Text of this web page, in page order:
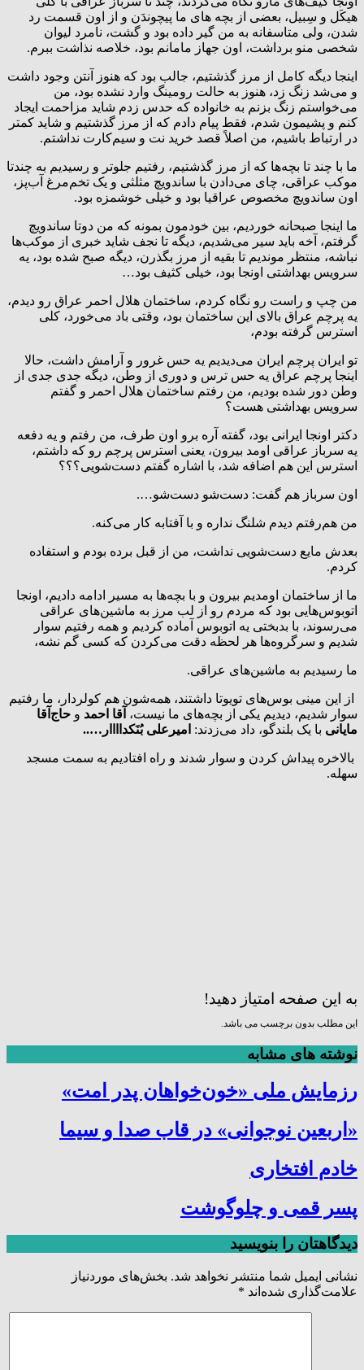
هیکَل و سِبیل، بعضی از بچه های ما پیچوندَن و از اون قسمت رد
شدن، ولی متاسفانه به من گیر داده بود و گشت، نامرد لیوان
شخصی منو برداشت، اون جهاز مامانم بود، خلاصه نذاشت ببرم.
اینجا دیگه کامل از مرز گذشتیم، جالب بود که هنوز آنتن وجود داشت
و می‌شد زنگ زد، هنوز به حالت رومینگ وارد نشده بود، من
می‌خواستم زنگ بزنم به خانواده که حدس زدم شاید مزاحمت ایجاد
کنم و پشیمون شدم، فقط پیام دادم که از مرز گذشتیم و شاید کمتر
در ارتباط باشیم، من اصلاً قصد خرید نت و سیم‌کارت نداشتم.
ما با چند تا بچه‌ها که از مرز گذشتیم، رفتیم جلوتر و رسیدیم به چندتا
موکب عراقی، چای می‌دادن با ساندویچ مثلثی و یک تخم‌مرغ آب‌پز،
اون ساندویچ مخصوص عراقیا بود و خیلی خوشمزه بود.
ما اینجا صبحانه خوردیم، بین خودمون بمونه که من دوتا ساندویچ
گرفتم، آخه باید سیر می‌شدیم، دیگه تا نجف شاید خبری از موکب‌ها
نباشه، منتظر موندیم تا بقیه از مرز بگذرن، دیگه صبح شده بود، یه
سرویس بهداشتی اونجا بود، خیلی کثیف بود…
من چپ و راست رو نگاه کردم، ساختمان هلال احمر عراق رو دیدم،
یه پرچم عراق بالای این ساختمان بود، وقتی باد می‌خورد، کلی
استرس گرفته بودم،
تو ایران پرچم ایران می‌دیدیم یه حس غرور و آرامش داشت، حالا
اینجا پرچم عراق یه حس ترس و دوری از وطن، دیگه جدی جدی از
وطن دور شده بودیم، من رفتم ساختمان هلال احمر و گفتم
سرویس بهداشتی هست؟
دکتر اونجا ایرانی بود، گفته آره برو اون طرف، من رفتم و یه دفعه
یه سرباز عراقی اومد بیرون، یعنی استرس پرچم رو که داشتم،
استرس این هم اضافه شد، با اشاره گفتم دست‌شویی؟؟؟
اون سرباز هم گفت: دست‌شو دست‌شو….
من هم‌رفتم دیدم شلنگ نداره و با آفتابه کار می‌کنه.
بعدش مایع دست‌شویی نداشت، من از قبل برده بودم و استفاده
کردم.
ما از ساختمان اومدیم بیرون و با بچه‌ها به مسیر ادامه دادیم، اونجا
اتوبوس‌هایی بود که مردم رو از لب مرز به ماشین‌های عراقی
می‌رسوند، با بدبختی یه اتوبوس آماده کردیم و همه رفتیم سوار
شدیم و سرگروه‌ها هر لحظه دقت می‌کردن که کسی گم نشه،
ما رسیدیم به ماشین‌های عراقی.
از این مینی بوس‌های تویوتا داشتند، همه‌شون هم کولردار، ما رفتیم
سوار شدیم، دیدیم یکی از بچه‌های ما نیست، آقا احمد و حاج‌آقا
مایانی با یک بلندگو، داد می‌زدند: امیر‌علی بُنَکداااار…..
بالاخره پیداش کردن و سوار شدند و راه افتادیم به سمت مسجد
سهله.
به این صفحه امتیاز دهید!
این مطلب بدون برچسب می باشد.
نوشته های مشابه
رزمایش ملی «خون‌خواهان پدر امت»
«اربعین نوجوانی» در قاب صدا و سیما
خادم افتخاری
پسر قمی و چلوگوشت
دیدگاهتان را بنویسید
نشانی ایمیل شما منتشر نخواهد شد. بخش‌های موردنیاز
علامت‌گذاری شده‌اند *